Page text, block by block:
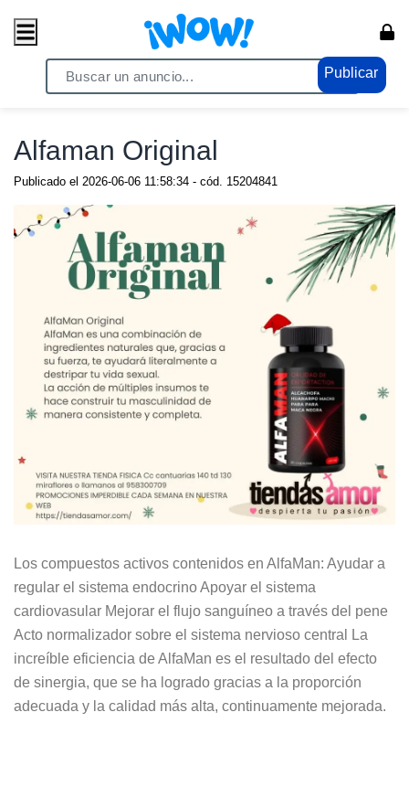
Publicar
/ Eróticos / Potenciadores
Alfaman Original
Publicado el 2026-06-06 11:58:34 - cód. 15204841
Los compuestos activos contenidos en AlfaMan: Ayudar a
regular el sistema endocrino Apoyar el sistema
cardiovasular Mejorar el flujo sanguíneo a través del pene
Acto normalizador sobre el sistema nervioso central La
increíble eficiencia de AlfaMan es el resultado del efecto
de sinergia, que se ha logrado gracias a la proporción
adecuada y la calidad más alta, continuamente mejorada.